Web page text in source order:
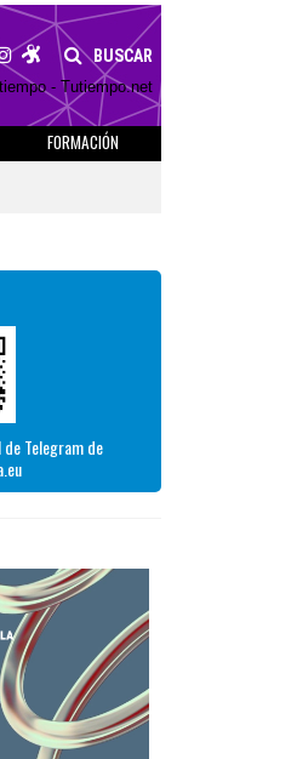
BUSCAR
- Tutiempo.net
FORMACIÓN
Telegram de